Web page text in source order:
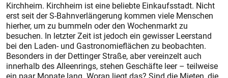
Kirchheim. Kirchheim ist eine beliebte Einkaufsstadt. Nicht
erst seit der S-Bahnverlängerung kommen viele Menschen
hierher, um zu bummeln oder den Wochenmarkt zu
besuchen. In letzter Zeit ist jedoch ein gewisser Leerstand
bei den Laden- und Gastronomieflächen zu beobachten.
Besonders in der Dettinger Straße, aber vereinzelt auch
innerhalb des Alleenrings, stehen Geschäfte leer – teilweise